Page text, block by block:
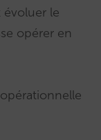
évoluer le
opérer en